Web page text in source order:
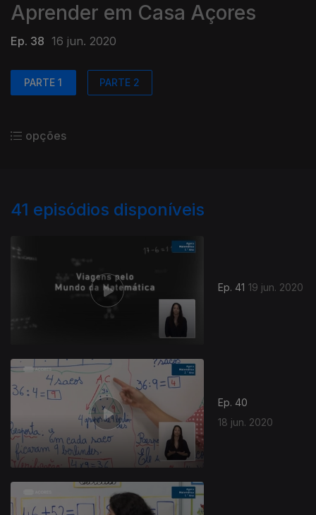
Aprender em Casa Açores
Ep. 38 16 jun. 2020
PARTE 1 PARTE 2
opções
41 episódios disponíveis
Ep. 41 19 jun. 2020
Ep. 40
18 jun. 2020